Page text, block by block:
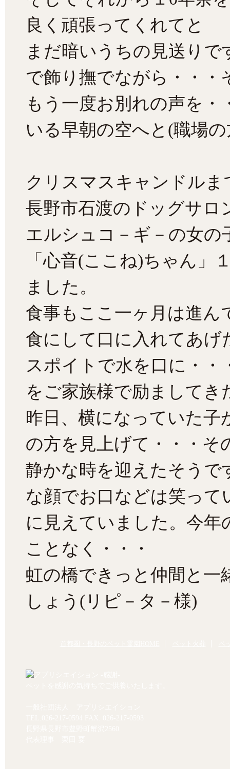
良く頑張ってくれてと
まだ暗いうちの見送り
で飾り撫でながら・・・
もう一度お別れの声を
いる早朝の空へと(職場
クリスマスキャンドル
長野市石渡のドッグサ
エルシュコ－ギ－の女の
「心音(ここね)ちゃん」
ました。
食事もここ一ヶ月は進ん
食にして口に入れてあげ
スポイトで水を口に・
をご家族様で励ましてき
昨日、横になっていた
の方を見上げて・・・そ
静かな時を迎えたそうで
な顔でお口などは笑って
に見えていました。今
ことなく・・・
虹の橋できっと仲間と
しょう(リピ－タ－様)